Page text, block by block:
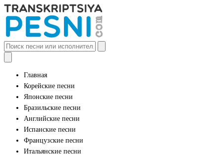
Главная
Корейские песни
Японские песни
Бразильские песни
Английские песни
Испанские песни
Французские песни
Итальянские песни